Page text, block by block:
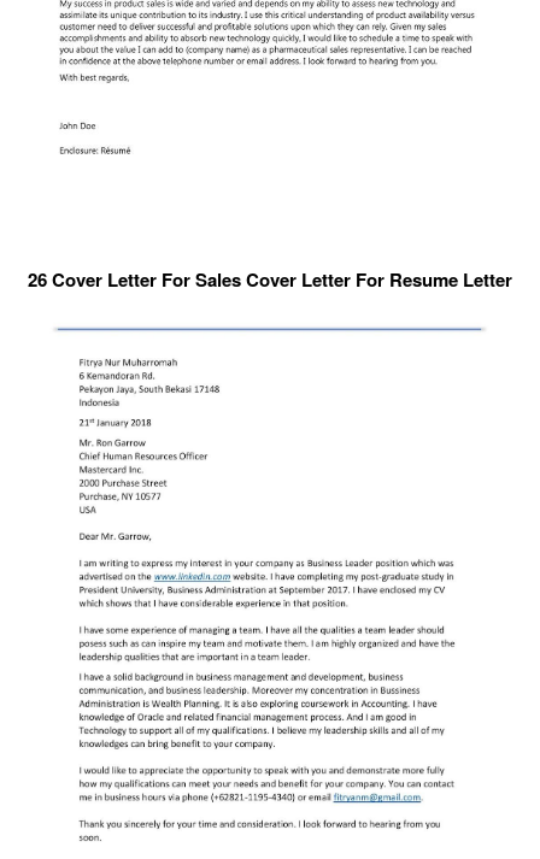
26 Cover Letter For Sales Cover Letter For Resume Letter